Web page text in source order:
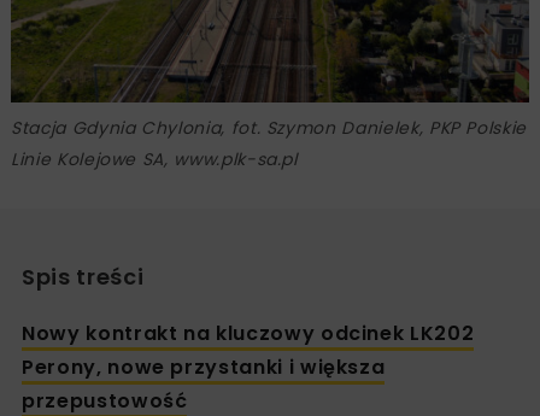
Stacja Gdynia Chylonia, fot. Szymon Danielek, PKP Polskie
Linie Kolejowe SA, www.plk-sa.pl
Spis treści
Nowy kontrakt na kluczowy odcinek LK202
Perony, nowe przystanki i większa
przepustowość